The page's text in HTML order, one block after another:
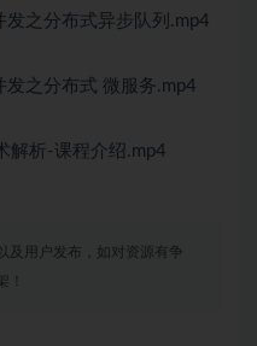
之分布式异步队列.mp4
之分布式 微服务.mp4
解析-课程介绍.mp4
及用户发布，如对资源有争
！